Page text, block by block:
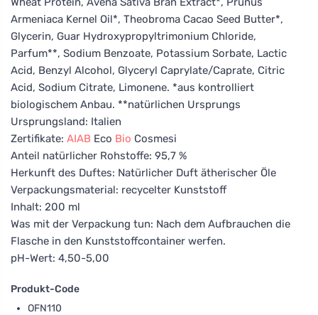
Armeniaca Kernel Oil*, Theobroma Cacao Seed Butter*,
Glycerin, Guar Hydroxypropyltrimonium Chloride,
Parfum**, Sodium Benzoate, Potassium Sorbate, Lactic
Acid, Benzyl Alcohol, Glyceryl Caprylate/Caprate, Citric
Acid, Sodium Citrate, Limonene. *aus kontrolliert
biologischem Anbau. **natürlichen Ursprungs
Ursprungsland: Italien
Zertifikate: AIAB Eco Bio Cosmesi
Anteil natürlicher Rohstoffe: 95,7 %
Herkunft des Duftes: Natürlicher Duft ätherischer Öle
Verpackungsmaterial: recycelter Kunststoff
Inhalt: 200 ml
Was mit der Verpackung tun: Nach dem Aufbrauchen die
Flasche in den Kunststoffcontainer werfen.
pH-Wert: 4,50-5,00
Produkt-Code
OFN110